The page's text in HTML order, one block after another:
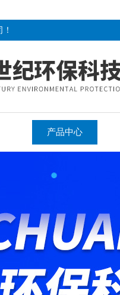
产品中心